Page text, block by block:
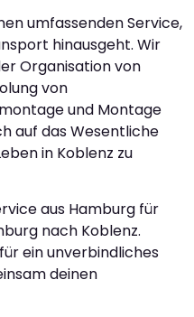
umfassenden Service,
hinausgeht. Wir
Organisation von
von
und Montage
auf das Wesentliche
in Koblenz zu
aus Hamburg für
nach Koblenz.
ein unverbindliches
deinen